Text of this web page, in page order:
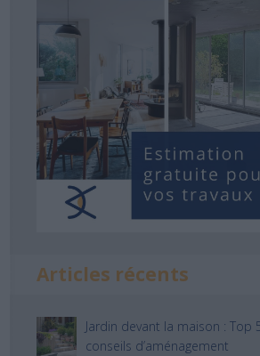
Articles récents
Jardin devant la maison : Top
conseils d’aménagement